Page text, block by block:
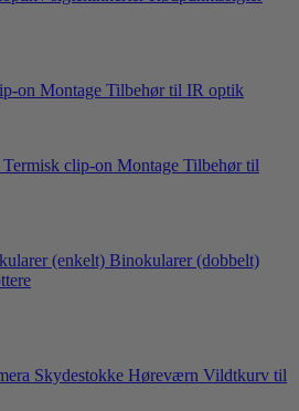
on Montage Tilbehør til IR optik
Termisk clip-on Montage Tilbehør til
(enkelt) Binokularer (dobbelt)
Skydestokke Høreværn Vildtkurv til